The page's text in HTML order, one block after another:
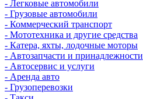
- Легковые автомобили
- Грузовые автомобили
- Коммерческий транспорт
- Мототехника и другие средства
- Катера, яхты, лодочные моторы
- Автозапчасти и принадлежности
- Автосервис и услуги
- Аренда авто
- Грузоперевозки